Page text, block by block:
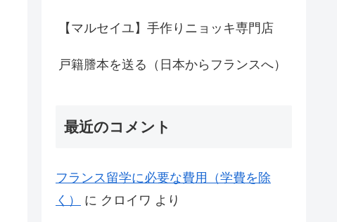
【マルセイユ】手作りニョッキ専門店
戸籍謄本を送る（日本からフランスへ）
最近のコメント
フランス留学に必要な費用（学費を除
く）
に クロイワ より